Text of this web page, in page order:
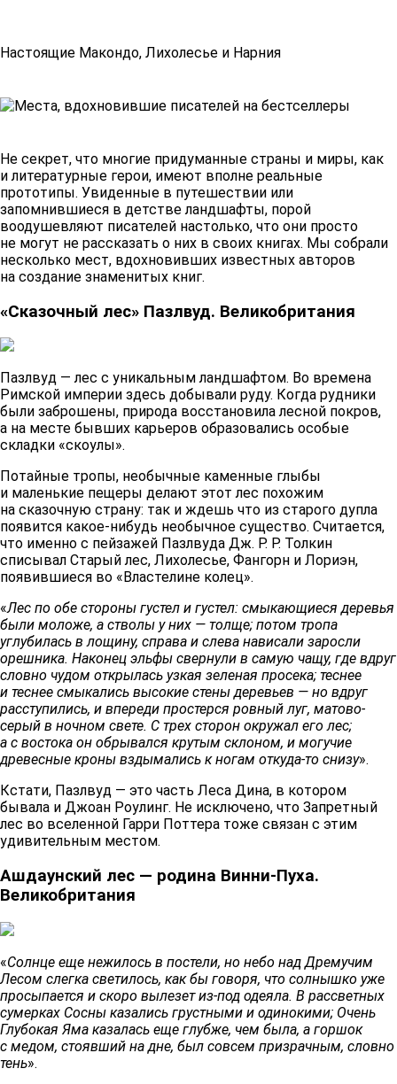
Настоящие Макондо, Лихолесье и Нарния
Не секрет, что многие придуманные страны и миры, как
и литературные герои, имеют вполне реальные
прототипы. Увиденные в путешествии или
запомнившиеся в детстве ландшафты, порой
воодушевляют писателей настолько, что они просто
не могут не рассказать о них в своих книгах. Мы собрали
несколько мест, вдохновивших известных авторов
на создание знаменитых книг.
«Сказочный лес» Пазлвуд. Великобритания
Пазлвуд — лес с уникальным ландшафтом. Во времена
Римской империи здесь добывали руду. Когда рудники
были заброшены, природа восстановила лесной покров,
а на месте бывших карьеров образовались особые
складки «скоулы».
Потайные тропы, необычные каменные глыбы
и маленькие пещеры делают этот лес похожим
на сказочную страну: так и ждешь что из старого дупла
появится какое-нибудь необычное существо. Считается,
что именно с пейзажей Пазлвуда Дж. Р. Р. Толкин
списывал Старый лес, Лихолесье, Фангорн и Лориэн,
появившиеся во «Властелине колец».
«Лес по обе стороны густел и густел: смыкающиеся деревья
были моложе, а стволы у них — толще; потом тропа
углубилась в лощину, справа и слева нависали заросли
орешника. Наконец эльфы свернули в самую чащу, где вдруг
словно чудом открылась узкая зеленая просека; теснее
и теснее смыкались высокие стены деревьев — но вдруг
расступились, и впереди простерся ровный луг, матово-
серый в ночном свете. С трех сторон окружал его лес;
а с востока он обрывался крутым склоном, и могучие
древесные кроны вздымались к ногам откуда-то снизу».
Кстати, Пазлвуд — это часть Леса Дина, в котором
бывала и Джоан Роулинг. Не исключено, что Запретный
лес во вселенной Гарри Поттера тоже связан с этим
удивительным местом.
Ашдаунский лес — родина Винни-Пуха.
Великобритания
«Солнце еще нежилось в постели, но небо над Дремучим
Лесом слегка светилось, как бы говоря, что солнышко уже
просыпается и скоро вылезет из-под одеяла. В рассветных
сумерках Сосны казались грустными и одинокими; Очень
Глубокая Яма казалась еще глубже, чем была, а горшок
с медом, стоявший на дне, был совсем призрачным, словно
тень».